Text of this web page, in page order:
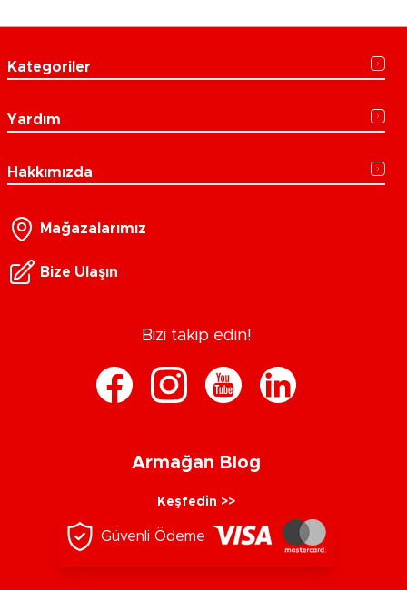
Kategoriler
Yardım
Hakkımızda
Mağazalarımız
Bize Ulaşın
Bizi takip edin!
Armağan Blog
Keşfedin >>
Güvenli Ödeme